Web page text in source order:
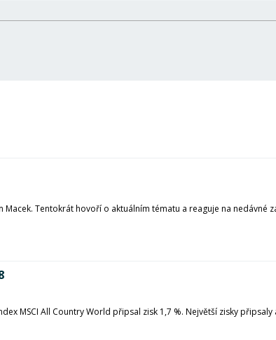
Tentokrát hovoří o aktuálním tématu a reaguje na
MSCI All Country World připsal zisk 1,7 %. Největší zisky připsaly